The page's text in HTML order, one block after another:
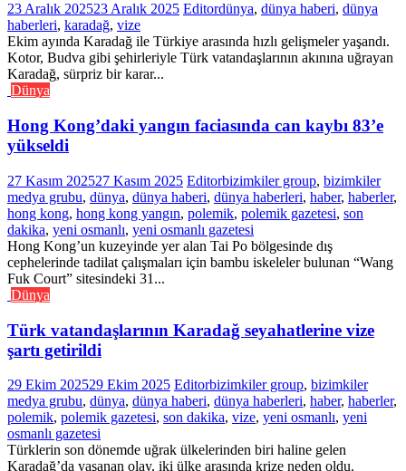
23 Aralık 202523 Aralık 2025 Editordünya, dünya haberi, dünya
haberleri, karadağ, vize
Ekim ayında Karadağ ile Türkiye arasında hızlı gelişmeler yaşandı.
Kotor, Budva gibi şehirleriyle Türk vatandaşlarının akınına uğrayan
Karadağ, sürpriz bir karar...
Dünya
Hong Kong’daki yangın faciasında can kaybı 83’e
yükseldi
27 Kasım 202527 Kasım 2025 Editorbizimkiler group, bizimkiler
medya grubu, dünya, dünya haberi, dünya haberleri, haber, haberler,
hong kong, hong kong yangın, polemik, polemik gazetesi, son
dakika, yeni osmanlı, yeni osmanlı gazetesi
Hong Kong’un kuzeyinde yer alan Tai Po bölgesinde dış
cephelerinde tadilat çalışmaları için bambu iskeleler bulunan “Wang
Fuk Court” sitesindeki 31...
Dünya
Türk vatandaşlarının Karadağ seyahatlerine vize
şartı getirildi
29 Ekim 202529 Ekim 2025 Editorbizimkiler group, bizimkiler
medya grubu, dünya, dünya haberi, dünya haberleri, haber, haberler,
polemik, polemik gazetesi, son dakika, vize, yeni osmanlı, yeni
osmanlı gazetesi
Türklerin son dönemde uğrak ülkelerinden biri haline gelen
Karadağ’da yaşanan olay, iki ülke arasında krize neden oldu.